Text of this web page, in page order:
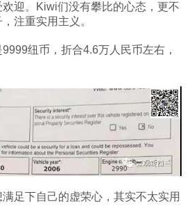
迎。Kiwi们没有攀比的心态，更不
注重实用主义。
纽币，折合4.6万人民币左右，
足下自己的虚荣心，其实不太实用